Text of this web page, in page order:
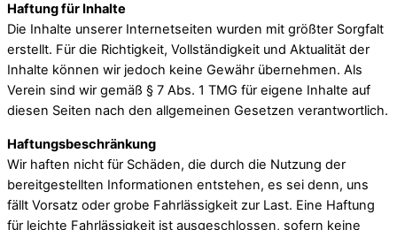
Haftung für Inhalte
Die Inhalte unserer Internetseiten wurden mit größter Sorgfalt
erstellt. Für die Richtigkeit, Vollständigkeit und Aktualität der
Inhalte können wir jedoch keine Gewähr übernehmen. Als
Verein sind wir gemäß § 7 Abs. 1 TMG für eigene Inhalte auf
diesen Seiten nach den allgemeinen Gesetzen verantwortlich.
Haftungsbeschränkung
Wir haften nicht für Schäden, die durch die Nutzung der
bereitgestellten Informationen entstehen, es sei denn, uns
fällt Vorsatz oder grobe Fahrlässigkeit zur Last. Eine Haftung
für leichte Fahrlässigkeit ist ausgeschlossen, sofern keine